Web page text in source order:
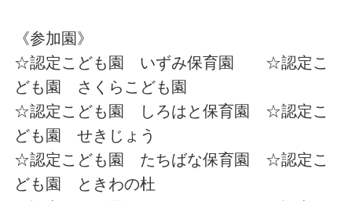
《参加園》
☆認定こども園 いずみ保育園 ☆認定こ
ども園 さくらこども園
☆認定こども園 しろはと保育園 ☆認定こ
ども園 せきじょう
☆認定こども園 たちばな保育園 ☆認定こ
ども園 ときわの杜